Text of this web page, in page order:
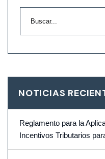
NOTICIAS
Reglamento para la
Incentivos Tributarios